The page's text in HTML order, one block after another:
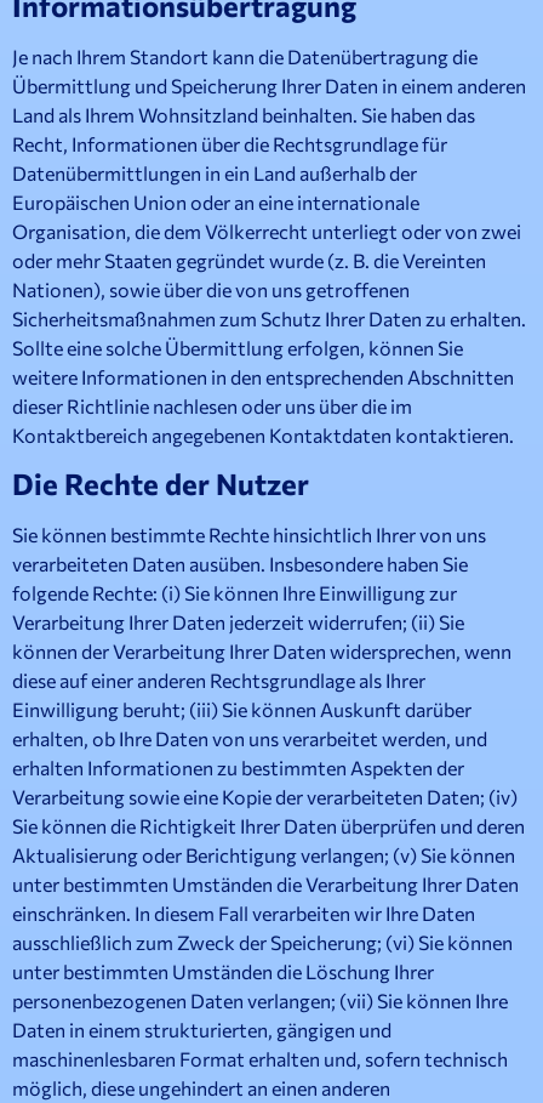
Je nach Ihrem Standort kann die Datenübertragung die
Übermittlung und Speicherung Ihrer Daten in einem anderen
Land als Ihrem Wohnsitzland beinhalten. Sie haben das
Recht, Informationen über die Rechtsgrundlage für
Datenübermittlungen in ein Land außerhalb der
Europäischen Union oder an eine internationale
Organisation, die dem Völkerrecht unterliegt oder von zwei
oder mehr Staaten gegründet wurde (z. B. die Vereinten
Nationen), sowie über die von uns getroffenen
Sicherheitsmaßnahmen zum Schutz Ihrer Daten zu erhalten.
Sollte eine solche Übermittlung erfolgen, können Sie
weitere Informationen in den entsprechenden Abschnitten
dieser Richtlinie nachlesen oder uns über die im
Kontaktbereich angegebenen Kontaktdaten kontaktieren.
Die Rechte der Nutzer
Sie können bestimmte Rechte hinsichtlich Ihrer von uns
verarbeiteten Daten ausüben. Insbesondere haben Sie
folgende Rechte: (i) Sie können Ihre Einwilligung zur
Verarbeitung Ihrer Daten jederzeit widerrufen; (ii) Sie
können der Verarbeitung Ihrer Daten widersprechen, wenn
diese auf einer anderen Rechtsgrundlage als Ihrer
Einwilligung beruht; (iii) Sie können Auskunft darüber
erhalten, ob Ihre Daten von uns verarbeitet werden, und
erhalten Informationen zu bestimmten Aspekten der
Verarbeitung sowie eine Kopie der verarbeiteten Daten; (iv)
Sie können die Richtigkeit Ihrer Daten überprüfen und deren
Aktualisierung oder Berichtigung verlangen; (v) Sie können
unter bestimmten Umständen die Verarbeitung Ihrer Daten
einschränken. In diesem Fall verarbeiten wir Ihre Daten
ausschließlich zum Zweck der Speicherung; (vi) Sie können
unter bestimmten Umständen die Löschung Ihrer
personenbezogenen Daten verlangen; (vii) Sie können Ihre
Daten in einem strukturierten, gängigen und
maschinenlesbaren Format erhalten und, sofern technisch
möglich, diese ungehindert an einen anderen